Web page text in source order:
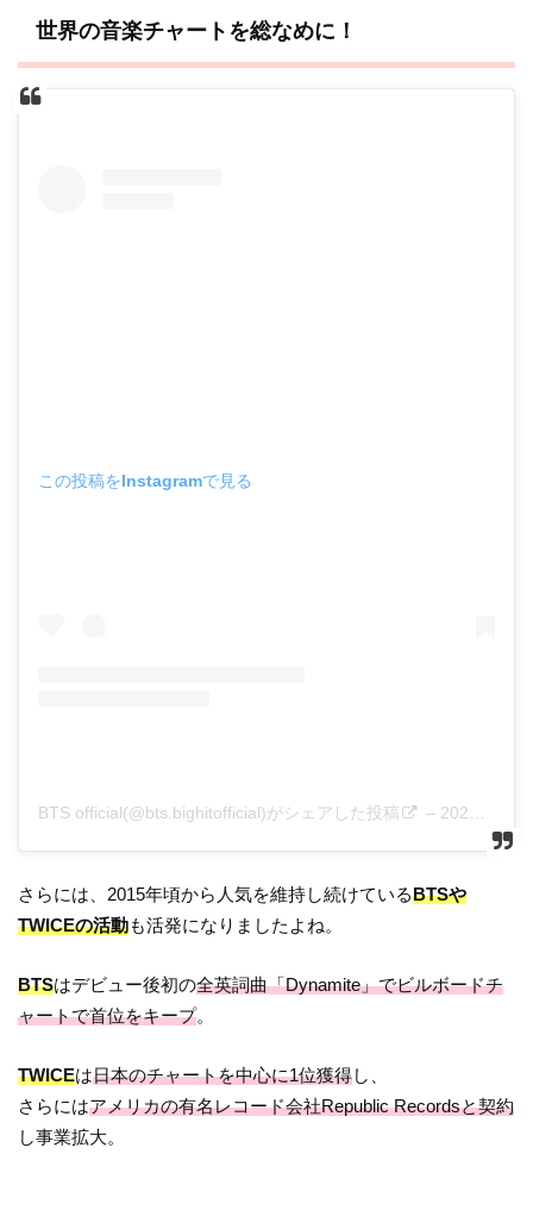
世界の音楽チャートを総なめに！
この投稿をInstagramで見る
BTS official(@bts.bighitofficial)がシェアした投稿 – 2020年 2月月12日午前7時00分PST
さらには、2015年頃から人気を維持し続けているBTSや
TWICEの活動も活発になりましたよね。
BTSはデビュー後初の全英詞曲「Dynamite」でビルボードチ
ャートで首位をキープ。
TWICEは日本のチャートを中心に1位獲得し、
さらにはアメリカの有名レコード会社Republic Recordsと契約
し事業拡大。